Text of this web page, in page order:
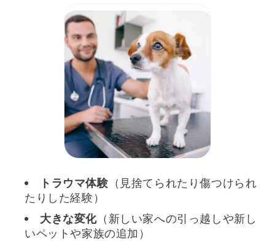
トラウマ体験 （見捨てられたり傷つけられ
たりした経験）
大きな変化 （新しい家への引っ越しや新し
いペットや家族の追加）